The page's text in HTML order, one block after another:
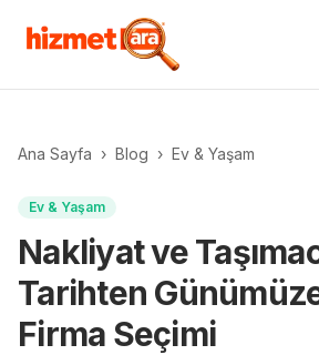
Ana Sayfa › Blog › Ev & Yaşam
Ev & Yaşam
Nakliyat ve
Tarihten
Firma Seçimi